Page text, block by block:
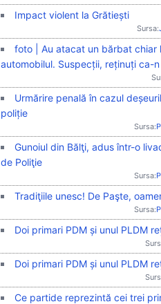
Impact violent la Grătiești
Sursa:
foto | Au atacat un bărbat chiar
automobilul. Suspecții, reținuți ca-
Urmărire penală în cazul
poliție
Sursa:
Gunoiul din Bălţi, adus într-o
de Poliţie
Sursa:
Tradiţiile unesc! De Paşte,
Sursa:
Doi primari PDM și unul PLDM
Doi primari PDM și unul PLDM
Ce partide reprezintă cei trei